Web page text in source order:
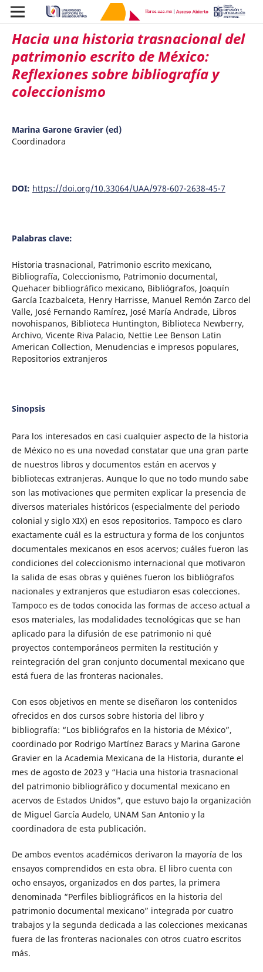
Hacia una historia trasnacional del
patrimonio escrito de México:
Reflexiones sobre bibliografía y
coleccionismo
Marina Garone Gravier (ed)
Coordinadora
DOI: https://doi.org/10.33064/UAA/978-607-2638-45-7
Palabras clave:
Historia trasnacional, Patrimonio escrito mexicano,
Bibliografía, Coleccionismo, Patrimonio documental,
Quehacer bibliográfico mexicano, Bibliógrafos, Joaquín
García Icazbalceta, Henry Harrisse, Manuel Remón Zarco del
Valle, José Fernando Ramírez, José María Andrade, Libros
novohispanos, Biblioteca Huntington, Biblioteca Newberry,
Archivo, Vicente Riva Palacio, Nettie Lee Benson Latin
American Collection, Menudencias e impresos populares,
Repositorios extranjeros
Sinopsis
Para los interesados en casi cualquier aspecto de la historia
de México no es una novedad constatar que una gran parte
de nuestros libros y documentos están en acervos y
bibliotecas extranjeras. Aunque lo que no todo mundo sabe
son las motivaciones que permiten explicar la presencia de
diversos materiales históricos (especialmente del periodo
colonial y siglo XIX) en esos repositorios. Tampoco es claro
exactamente cuál es la estructura y forma de los conjuntos
documentales mexicanos en esos acervos; cuáles fueron las
condiciones del coleccionismo internacional que motivaron
la salida de esas obras y quiénes fueron los bibliógrafos
nacionales y extranjeros que estudiaron esas colecciones.
Tampoco es de todos conocida las formas de acceso actual a
esos materiales, las modalidades tecnológicas que se han
aplicado para la difusión de ese patrimonio ni qué
proyectos contemporáneos permiten la restitución y
reintegración del gran conjunto documental mexicano que
está fuera de las fronteras nacionales.
Con esos objetivos en mente se diseñaron los contenidos
ofrecidos en dos cursos sobre historia del libro y
bibliografía: “Los bibliógrafos en la historia de México”,
coordinado por Rodrigo Martínez Baracs y Marina Garone
Gravier en la Academia Mexicana de la Historia, durante el
mes de agosto de 2023 y “Hacia una historia trasnacional
del patrimonio bibliográfico y documental mexicano en
acervos de Estados Unidos”, que estuvo bajo la organización
de Miguel García Audelo, UNAM San Antonio y la
coordinadora de esta publicación.
De ambos eventos académicos derivaron la mayoría de los
ensayos comprendidos en esta obra. El libro cuenta con
ocho ensayos, organizados en dos partes, la primera
denominada “Perfiles bibliográficos en la historia del
patrimonio documental mexicano” integrada por cuatro
trabajos y la segunda dedicada a las colecciones mexicanas
fuera de las fronteras nacionales con otros cuatro escritos
más.